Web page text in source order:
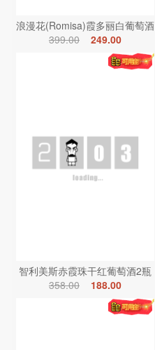
浪漫花(Romisa)霞多丽白葡萄酒
399.00
249.00
智利美斯赤霞珠干红葡萄酒2瓶
358.00
188.00